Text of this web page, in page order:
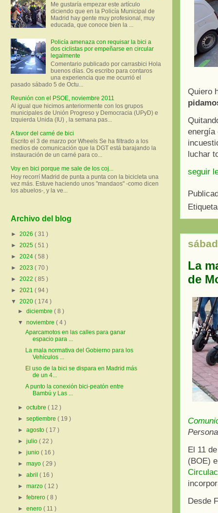
Quiero
energía
luchar
seguir
La
de
El 11
(BOE)
Desde
Me gustaría empezar este artículo
diciendo que en la Policía Municipal de
Madrid hay gente muy profesional, muy
educada, que conoce bien la ...
Policía amenaza con requisar la bici a
dos ciclistas por empeñarse en circular
legalmente
Comentario publicado por carrasbici Hola
buenos días. Os escribo para contaros
una experiencia que me ocurrió el
pasado sábado 5 de Octu...
Reunión con el PSOE, noviembre 2011
Al igual que hicimos anteriormente con los grupos
municipales de Unión Progreso y Democracia (UPyD) e
Izquierda Unida (IU) , la semana pas...
A favor del carné de bici
Escrito el 3 de marzo por Wheels Se ha filtrado a los
medios de comunicación que la DGT está barajando la
instauración de un carné para co...
Voy en bici porque me sale de los coj...
Hoy recorrí Madrid de punta a punta con la bicicleta una
vez más. Estuve haciendo unos "mandaos" -como dicen
los abuelos-, y la ve...
Archivo del blog
► 2026 ( 31 )
► 2025 ( 51 )
► 2024 ( 58 )
► 2023 ( 70 )
► 2022 ( 85 )
► 2021 ( 94 )
▼ 2020 ( 174 )
►diciembre( 8 )
▼noviembre( 4 )
Aparcamotos en las calles para ganar
espacio para ...
La mala normativa del Gobierno para los
Vehículos ...
El uso de la bici se dispara en Madrid más
de un 4...
A punto la conexión bici-peatón entre
Bambú y Las ...
►octubre( 12 )
►septiembre( 19 )
►agosto( 17 )
►julio( 22 )
►junio( 16 )
►mayo( 29 )
►abril( 16 )
►marzo( 12 )
►febrero( 8 )
►enero( 11 )